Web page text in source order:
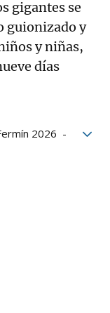
gigantes se
guionizado y
y niñas,
días
2026